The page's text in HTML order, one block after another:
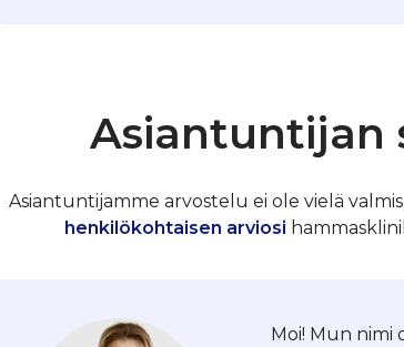
Asiantuntijan
Asiantuntijamme arvostelu ei ole vielä
henkilökohtaisen arviosi
Moi! Mun nimi